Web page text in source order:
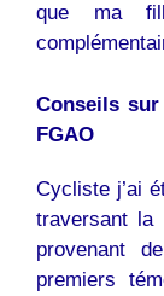
que ma
Conseils
FGAO
Cycliste j’ai
traversant la
provenant
premiers